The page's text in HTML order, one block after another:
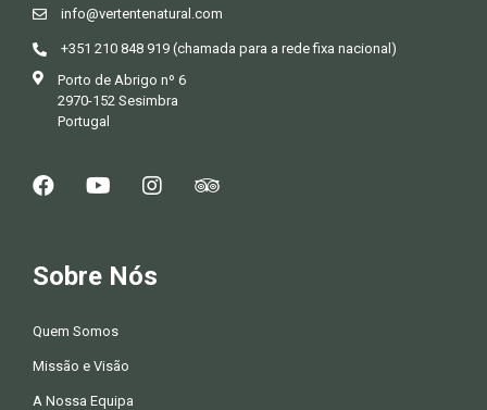
info@vertentenatural.com
+351 210 848 919 (chamada para a rede fixa nacional)
Porto de Abrigo nº 6
2970-152 Sesimbra
Portugal
Sobre Nós
Quem Somos
Missão e Visão
A Nossa Equipa